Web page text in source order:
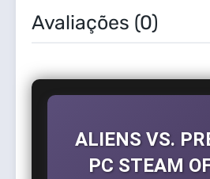
Avaliações (0)
ALIENS VS.
PC STEAM